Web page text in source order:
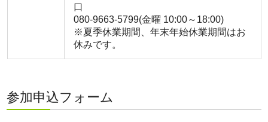
口
080-9663-5799(金曜 10:00～18:00)
※夏季休業期間、年末年始休業期間はお
休みです。
参加申込フォーム